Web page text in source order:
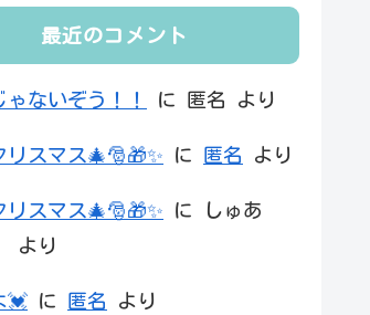
最近のコメント
ゃないぞう！！ に 匿名 より
リスマス🎄🎅🎁✨ に 匿名 より
リスマス🎄🎅🎁✨ に
しゅあ
より
💓 に 匿名 より